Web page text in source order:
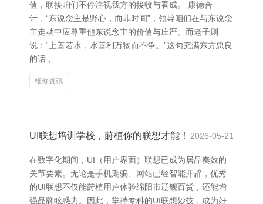
值，联接咱们不停注视我方的接收与看成。 康德合
计，“东说念主是野心，而非时间”，领导咱们在与东说念
主走动中应尊重他东说念主的价值与庄严。而老子则
说：“上善若水，水善利万物而不争。”这句充满东方忠良
的话，
维修资讯
UI联想培训学校，莳植你的联想才能！ 2026-05-21
在数字化期间，UI（用户界面）联想已成为居品奏效的
关节要素。无论是手机期骗、网站已经智能开辟，优秀
的UI联想不仅能莳植用户体验绵阳市辽舰百货，还能增
强品牌眩惑力。因此，掌持专科的UI联想妙技，成为好